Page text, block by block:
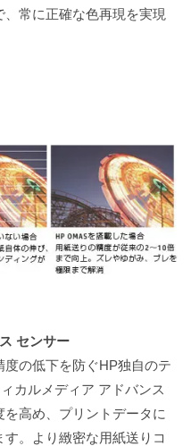
常に正確な色再現を実現
センサー
の低下を防ぐHP独自のテ
カルメディア アドバンス
高め、プリントデータに
。より緻密な用紙送りコ